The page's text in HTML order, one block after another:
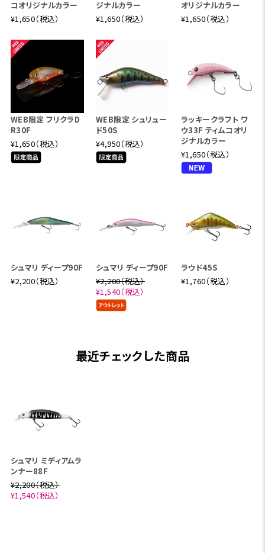
コオリジナルカラー
¥1,650（税込）
ジナルカラー
¥1,650（税込）
オリジナルカラー
¥1,650（税込）
WEB限定 フリクラD
R30F
¥1,650（税込）
WEB限定 シュリュー
ド50S
¥4,950（税込）
ラッキークラフト ワ
ウ33F ティムコオリ
ジナルカラー
¥1,650（税込）
シュマリ ディープ90F
¥2,200（税込）
シュマリ ディープ90F
¥2,200（税込）
¥1,540（税込）
ラウド45S
¥1,760（税込）
最近チェックした商品
シュマリ ミディアムラ
ンナー88F
¥2,200（税込）
¥1,540（税込）